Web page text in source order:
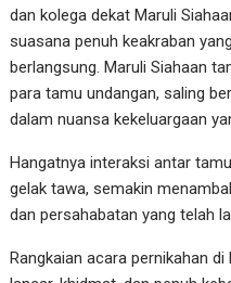
dan kolega dekat Maruli
suasana penuh keakraban
berlangsung. Maruli Siahaan
para tamu undangan, saling
dalam nuansa kekeluargaan
Hangatnya interaksi antar
gelak tawa, semakin
dan persahabatan yang telah
Rangkaian acara pernikahan